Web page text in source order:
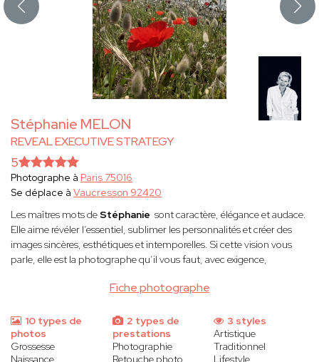
Stéphanie MELON
REVEAL EXECUTIVE STRATEGY
Fiche photographe
5
Photographe à Paris 75016
Se déplace à Vaucresson 92420
Les maîtres mots deStéphanie sont caractère, élégance et audace.
Elle aime révéler l’essentiel, sublimer les personnalités et créer des
images sincères, esthétiques et intemporelles. Si cette vision vous
parle, elle est la photographe qu’il vous faut, avec exigence,
10 types de
photos
Grossesse
Naissance
2 types de
prestations
Photographie
Retouche photo
3 styles
Artistique
Traditionnel
Lifestyle